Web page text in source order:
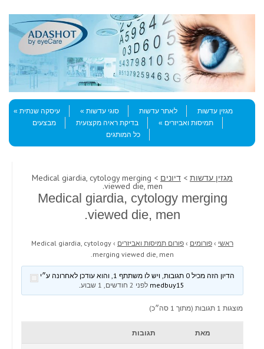
Menu
Skip to content
מגזין עדשות
לאתר עדשות סוגי עדשות
עיסקה שנתית
תמיסות ואביזרים
בדיקת ראיה מקצועית
מבצעים
כל המותגים
מגזין עדשות > דיונים > Medical giardia, cytology merging
viewed die, men.
Medical giardia, cytology merging
viewed die, men.
ראשי › פורומים › פורום תמיסות ואביזרים ›
Medical giardia, cytology
merging viewed die, men.
הדיון הזה מכיל 0 תגובות, ויש לו משתתף 1, והוא עודכן לאחרונה ע״י
לפני 2 חודשים, 1 שבוע .
מוצגות 1 תגובות (מתוך 1 סה״כ)
מאת תגובות